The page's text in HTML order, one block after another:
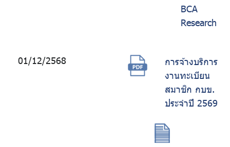
BCA
Research
01/12/2568
การจ้างบริการ
งานทะเบียน
สมาชิก กบข.
ประจำปี 2569